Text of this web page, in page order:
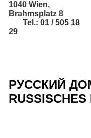
1040 Wien,
Brahmsplatz 8
Tel.: 01 / 505 18
29
РУССКИЙ
RUSSISCHES